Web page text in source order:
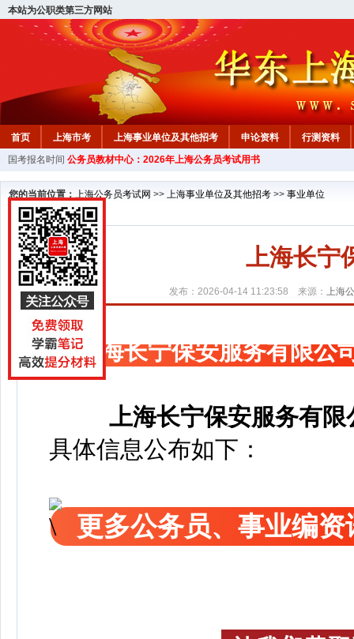
本站为公职类第三方网站
首页 上海市考 上海事业单位及其他招考 申论资料
行测资料
国考报名时间 公务员教材中心：2026年上海公务员考试用书
您的当前位置： 上海公务员考试网 >> 上海事业单位及其他招考 >> 事业单位
上海长宁
发布：2026-04-14 11:23:58 来源： 上海
上海长宁保安服务有限公
上海长宁保安服务有限
具体信息公布如下：
更多公务员、事业编资